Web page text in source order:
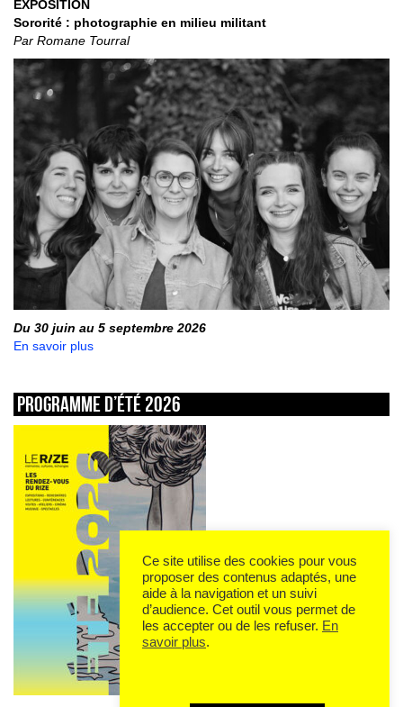
EXPOSITION
Sororité : photographie en milieu militant
Par Romane Tourral
Du 30 juin au 5 septembre 2026
En savoir plus
Programme d’été 2026
Ce site utilise des cookies pour vous
proposer des contenus adaptés, une
aide à la navigation et un suivi
d’audience. Cet outil vous permet de
les accepter ou de les refuser. En
savoir plus.